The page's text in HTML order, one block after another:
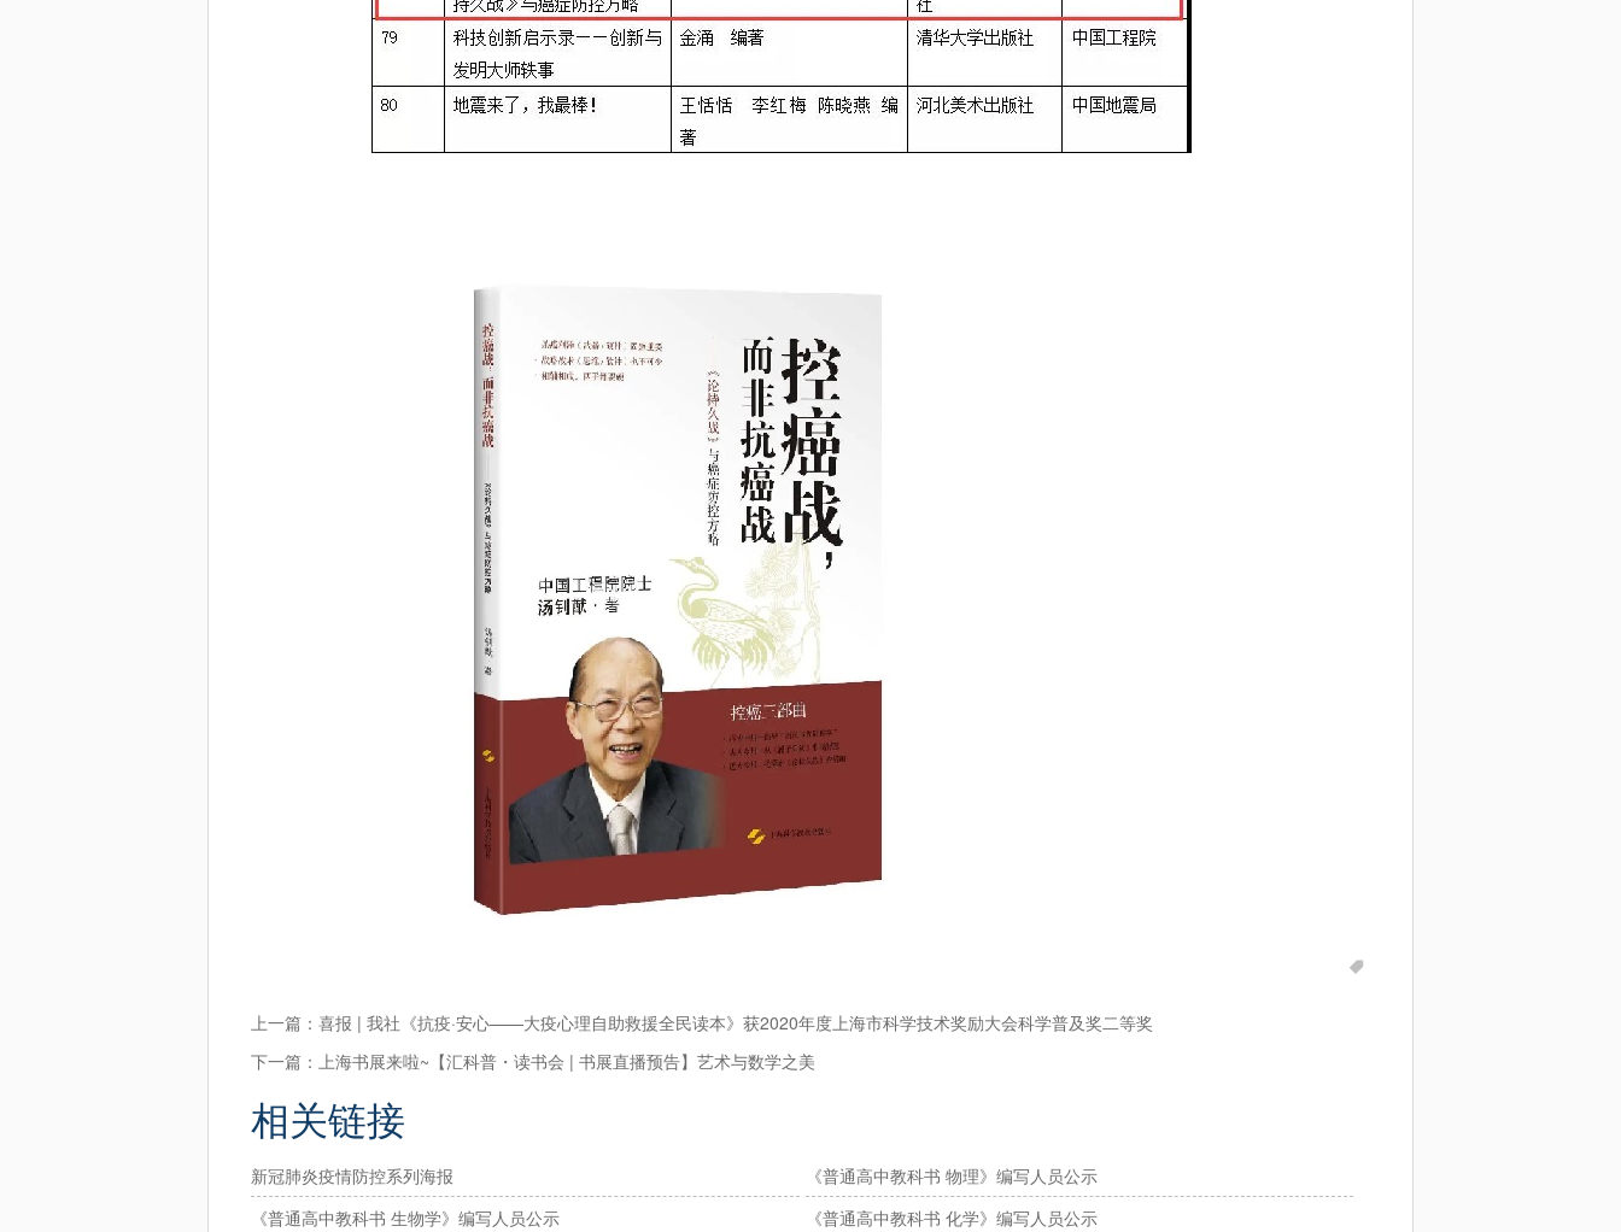
上一篇： 喜报 | 我社《抗疫·安心——大疫心理自助救援全民读本》获2020年度上海市科学技术奖励大会科学普及奖二等奖
下一篇： 上海书展来啦~【汇科普・读书会 | 书展直播预告】艺术与数学之美
相关链接
新冠肺炎疫情防控系列海报
《普通高中教科书 物理》编写人员公示
《普通高中教科书 生物学》编写人员公示
《普通高中教科书 化学》编写人员公示